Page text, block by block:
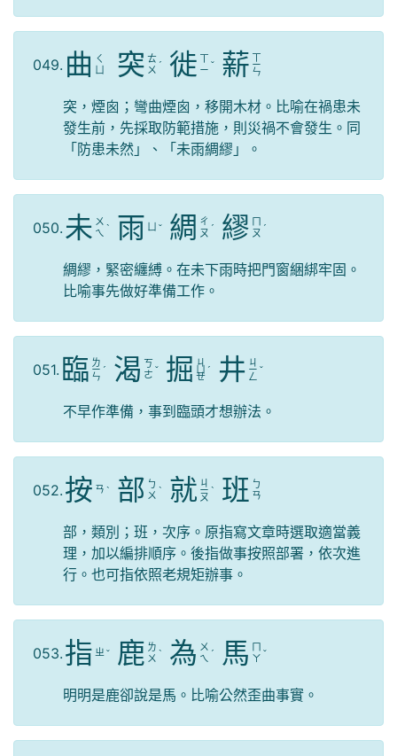
049. 曲 ㄑ
突 ㄊ
ㄨ ˊ 徙 ㄒ
ㄧ ˇ 薪 ㄒ
ㄧ
ㄣ
突，煙囪；彎曲煙囪，移開木材。比喻在禍患未
發生前，先採取防範措施，則災禍不會發生。同
「防患未然」、「未雨綢繆」。
050. 未 ㄨ
ㄟ ˋ 雨 ˇ 綢 ㄔ
ㄡ ˊ 繆 ㄇ
ㄡ ˊ
綢繆，緊密纏縛。在未下雨時把門窗綑綁牢固。
比喻事先做好準備工作。
051. 臨 ㄌ
ㄧ
ㄣ
ˊ 渴 ㄎ
ㄜ ˇ 掘 ㄐ
ㄩ
ㄝ
ˊ 井 ㄐ
ㄧ
ㄥ
ˇ
不早作準備，事到臨頭才想辦法。
052. 按 ㄢ ˋ 部 ㄅ
ㄨ ˋ 就 ㄐ
ㄧ
ㄡ
ˋ 班 ㄅ
ㄢ
部，類別；班，次序。原指寫文章時選取適當義
理，加以編排順序。後指做事按照部署，依次進
行。也可指依照老規矩辦事。
053. 指 ㄓ ˇ 鹿 ㄌ
ㄨ ˋ 為 ㄨ
ㄟ ˊ 馬 ㄇ
ㄚ ˇ
明明是鹿卻說是馬。比喻公然歪曲事實。